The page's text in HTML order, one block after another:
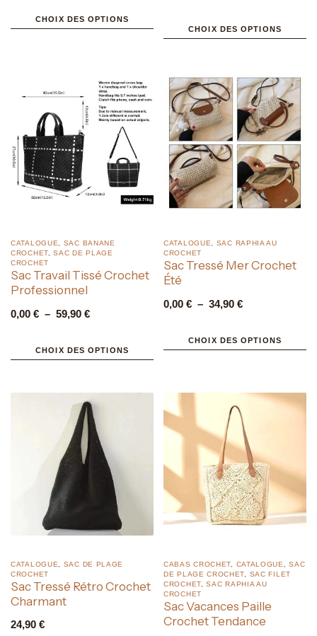
CHOIX DES OPTIONS
CHOIX DES OPTIONS
CATALOGUE, SAC BANANE
CROCHET,SAC DE PLAGE
CROCHET
Sac Travail Tissé Crochet
Professionnel
0,00 € – 59,90 €
CHOIX DES OPTIONS
CATALOGUE, SAC RAPHIA AU
CROCHET
Sac Tressé Mer Crochet
Été
0,00 € – 34,90 €
CHOIX DES OPTIONS
CATALOGUE
SAC DE PLAGE
CROCHET
Sac Tressé Rétro Crochet
Charmant
24,90 €
CABAS CROCHET CATALOGUE ,SAC
DE PLAGE CROCHET
SAC FILET
CROCHET,SAC RAPHIA AU
CROCHET
Sac Vacances Paille
Crochet Tendance